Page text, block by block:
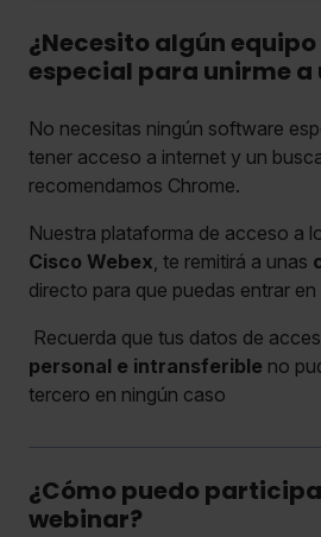
¿Necesito algún
especial para unirme a
No necesitas ningún software
tener acceso a internet y un
recomendamos Chrome.
Nuestra plataforma de acceso a
Cisco Webex , te remitirá a unas
directo para que puedas entrar en
Recuerda que tus datos de
personal e intransferible no
tercero en ningún caso
¿Cómo puedo
webinar?